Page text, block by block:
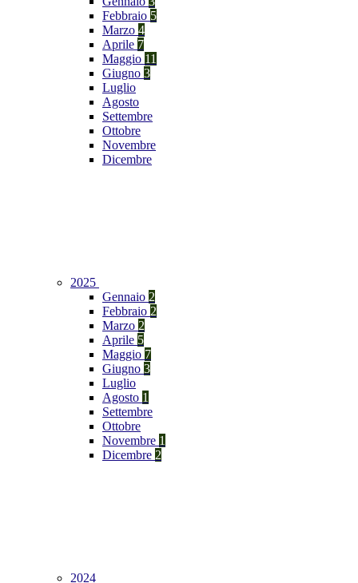
Febbraio 5
Marzo 4
Aprile 7
Maggio 11
Giugno 3
Luglio
Agosto
Settembre
Ottobre
Novembre
Dicembre
2025
Gennaio 2
Febbraio 2
Marzo 2
Aprile 5
Maggio 7
Giugno 3
Luglio
Agosto 1
Settembre
Ottobre
Novembre 1
Dicembre 2
2024